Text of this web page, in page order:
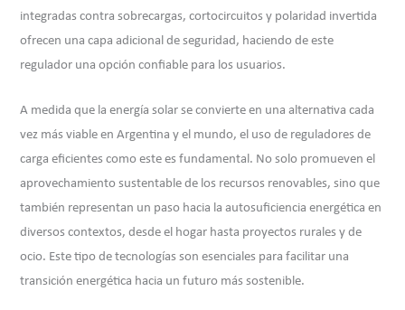
integradas contra sobrecargas, cortocircuitos y polaridad invertida
ofrecen una capa adicional de seguridad, haciendo de este
regulador una opción confiable para los usuarios.
A medida que la energía solar se convierte en una alternativa cada
vez más viable en Argentina y el mundo, el uso de reguladores de
carga eficientes como este es fundamental. No solo promueven el
aprovechamiento sustentable de los recursos renovables, sino que
también representan un paso hacia la autosuficiencia energética en
diversos contextos, desde el hogar hasta proyectos rurales y de
ocio. Este tipo de tecnologías son esenciales para facilitar una
transición energética hacia un futuro más sostenible.